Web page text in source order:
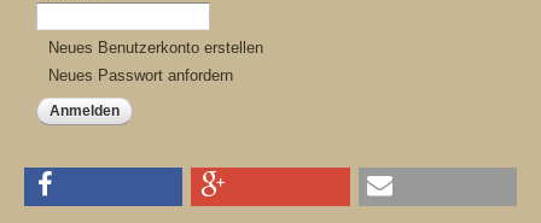
Neues Benutzerkonto erstellen
Neues Passwort anfordern